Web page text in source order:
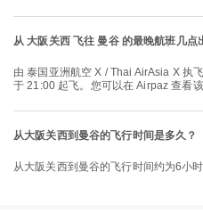
从 大阪关西 飞往 曼谷 的最晚航班几点
由 泰国亚洲航空 X / Thai AirAsia X 执飞、从 大阪关西 前往 曼谷 的最晚航班
于 21:00 起飞。您可以在 Airpaz 查看
从大阪关西到曼谷的飞行时间是多久？
从大阪关西到曼谷的飞行时间约为6小